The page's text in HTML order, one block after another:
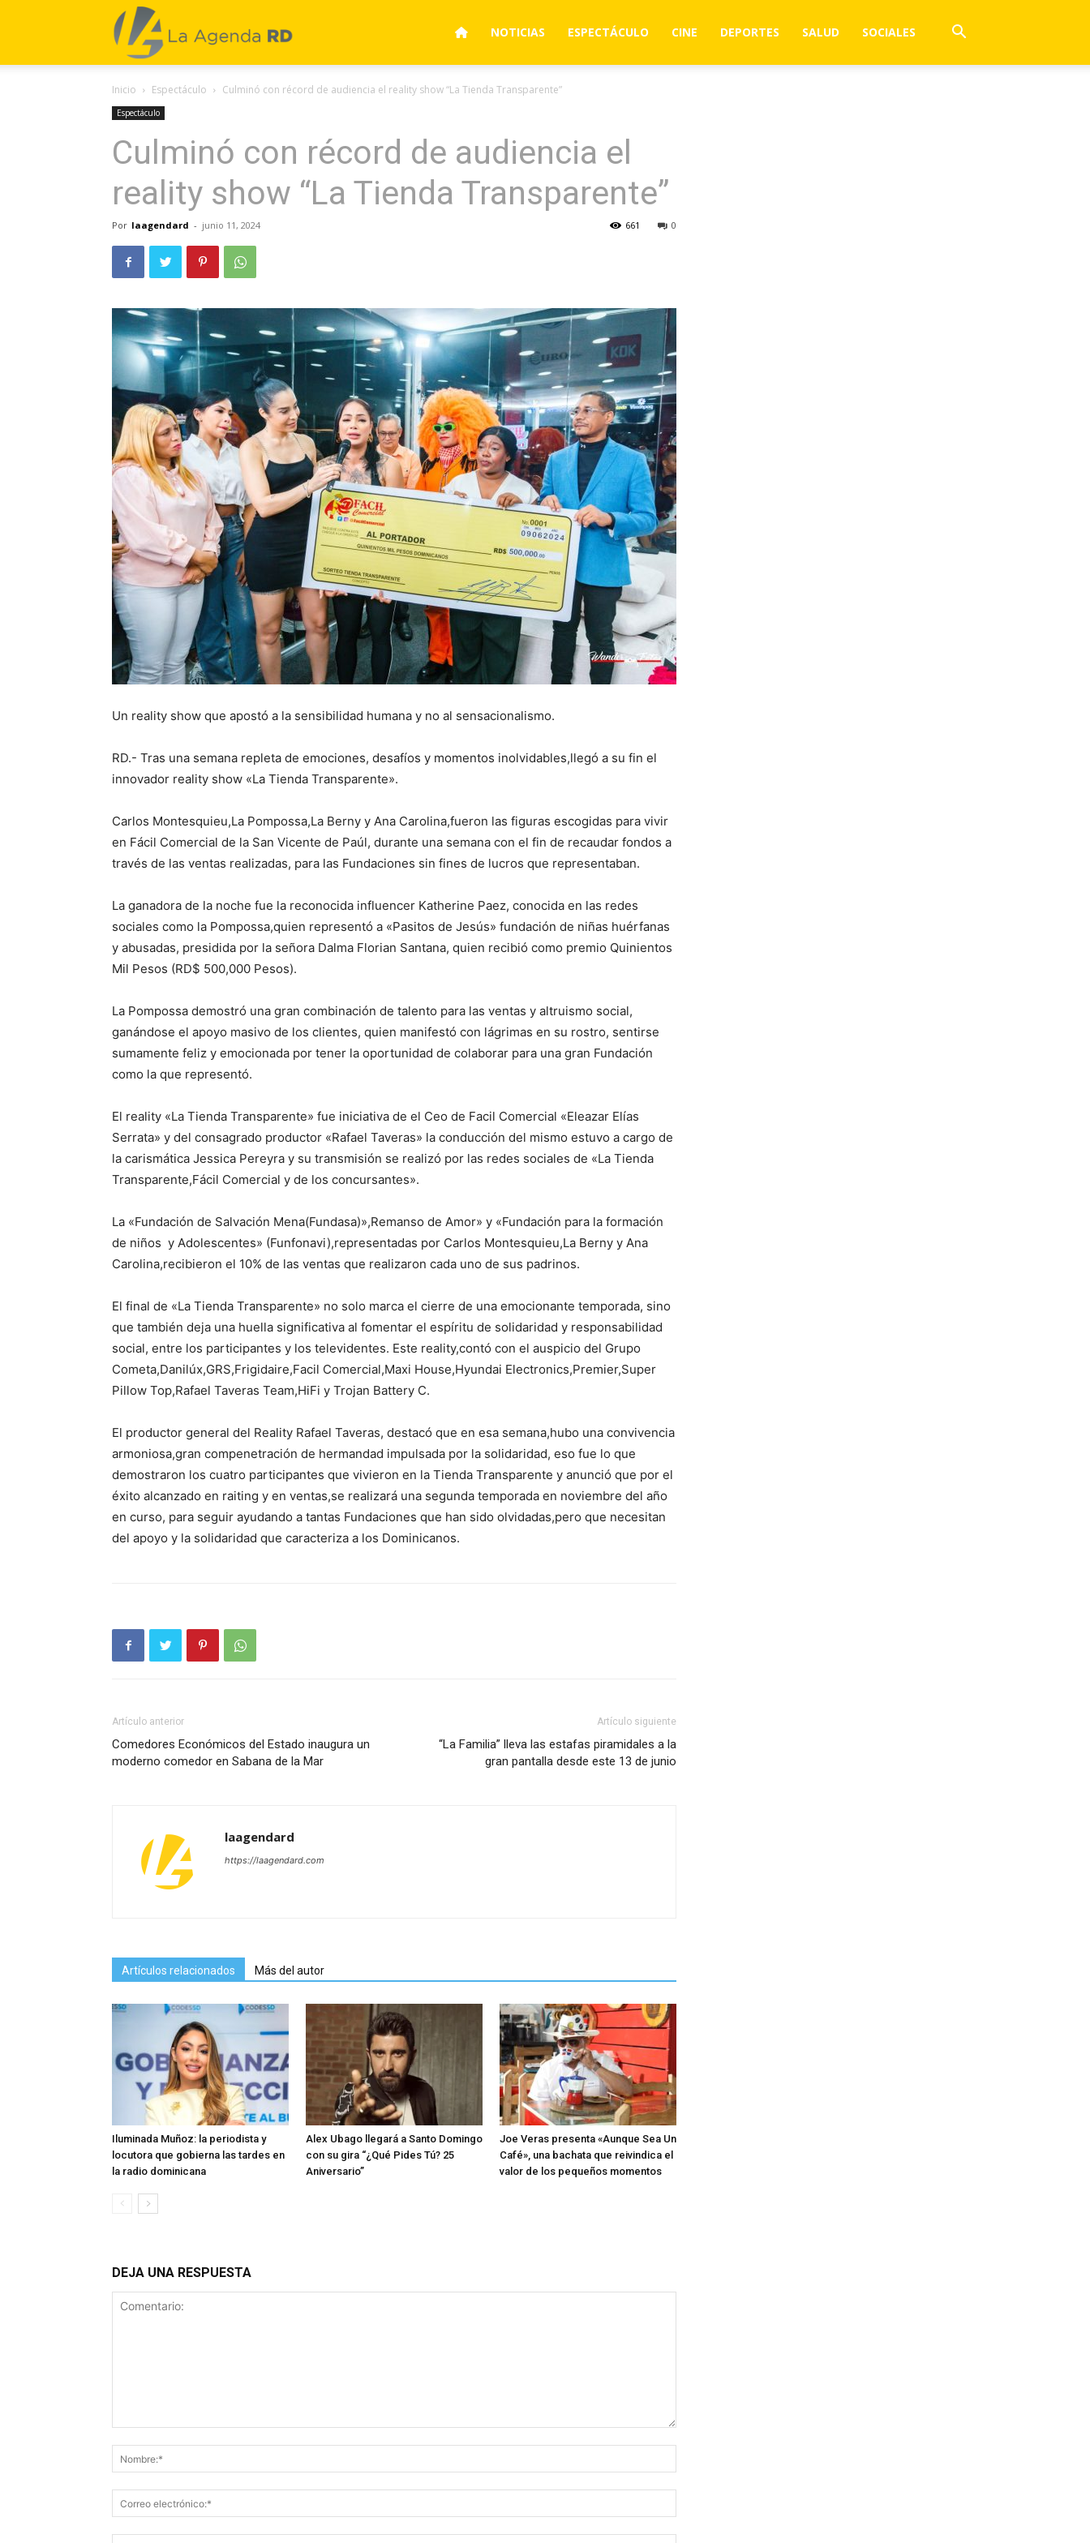
La
Agenda
RD
NOTICIAS ESPECTÁCULO CINE DEPORTES SALUD SOCIALES
Inicio Espectáculo Culminó con récord de audiencia el reality show “La Tienda Transparente”
Espectáculo
Culminó con récord de audiencia el
reality show “La Tienda Transparente”
Por laagendard - junio 11, 2024 0
661
Un reality show que apostó a la sensibilidad humana y no al sensacionalismo.
RD.- Tras una semana repleta de emociones, desafíos y momentos inolvidables,llegó a su fin el
innovador reality show «La Tienda Transparente».
Carlos Montesquieu,La Pompossa,La Berny y Ana Carolina,fueron las figuras escogidas para vivir
en Fácil Comercial de la San Vicente de Paúl, durante una semana con el fin de recaudar fondos a
través de las ventas realizadas, para las Fundaciones sin fines de lucros que representaban.
La ganadora de la noche fue la reconocida influencer Katherine Paez, conocida en las redes
sociales como la Pompossa,quien representó a «Pasitos de Jesús» fundación de niñas huérfanas
y abusadas, presidida por la señora Dalma Florian Santana, quien recibió como premio Quinientos
Mil Pesos (RD$ 500,000 Pesos).
La Pompossa demostró una gran combinación de talento para las ventas y altruismo social,
ganándose el apoyo masivo de los clientes, quien manifestó con lágrimas en su rostro, sentirse
sumamente feliz y emocionada por tener la oportunidad de colaborar para una gran Fundación
como la que representó.
El reality «La Tienda Transparente» fue iniciativa de el Ceo de Facil Comercial «Eleazar Elías
Serrata» y del consagrado productor «Rafael Taveras» la conducción del mismo estuvo a cargo de
la carismática Jessica Pereyra y su transmisión se realizó por las redes sociales de «La Tienda
Transparente,Fácil Comercial y de los concursantes».
La «Fundación de Salvación Mena(Fundasa)»,Remanso de Amor» y «Fundación para la formación
de niños y Adolescentes» (Funfonavi),representadas por Carlos Montesquieu,La Berny y Ana
Carolina,recibieron el 10% de las ventas que realizaron cada uno de sus padrinos.
El final de «La Tienda Transparente» no solo marca el cierre de una emocionante temporada, sino
que también deja una huella significativa al fomentar el espíritu de solidaridad y responsabilidad
social, entre los participantes y los televidentes. Este reality,contó con el auspicio del Grupo
Cometa,Danilúx,GRS,Frigidaire,Facil Comercial,Maxi House,Hyundai Electronics,Premier,Super
Pillow Top,Rafael Taveras Team,HiFi y Trojan Battery C.
El productor general del Reality Rafael Taveras, destacó que en esa semana,hubo una convivencia
armoniosa,gran compenetración de hermandad impulsada por la solidaridad, eso fue lo que
demostraron los cuatro participantes que vivieron en la Tienda Transparente y anunció que por el
éxito alcanzado en raiting y en ventas,se realizará una segunda temporada en noviembre del año
en curso, para seguir ayudando a tantas Fundaciones que han sido olvidadas,pero que necesitan
del apoyo y la solidaridad que caracteriza a los Dominicanos.
Artículo anterior
Comedores Económicos del Estado inaugura un
moderno comedor en Sabana de la Mar
Artículo siguiente
“La Familia” lleva las estafas piramidales a la
gran pantalla desde este 13 de junio
laagendard
https://laagendard.com
Artículos relacionados Más del autor
Iluminada Muñoz: la periodista y
locutora que gobierna las tardes en
la radio dominicana
Alex Ubago llegará a Santo Domingo
con su gira “¿Qué Pides Tú? 25
Aniversario”
Joe Veras presenta «Aunque Sea Un
Café», una bachata que reivindica el
valor de los pequeños momentos
DEJA UNA RESPUESTA